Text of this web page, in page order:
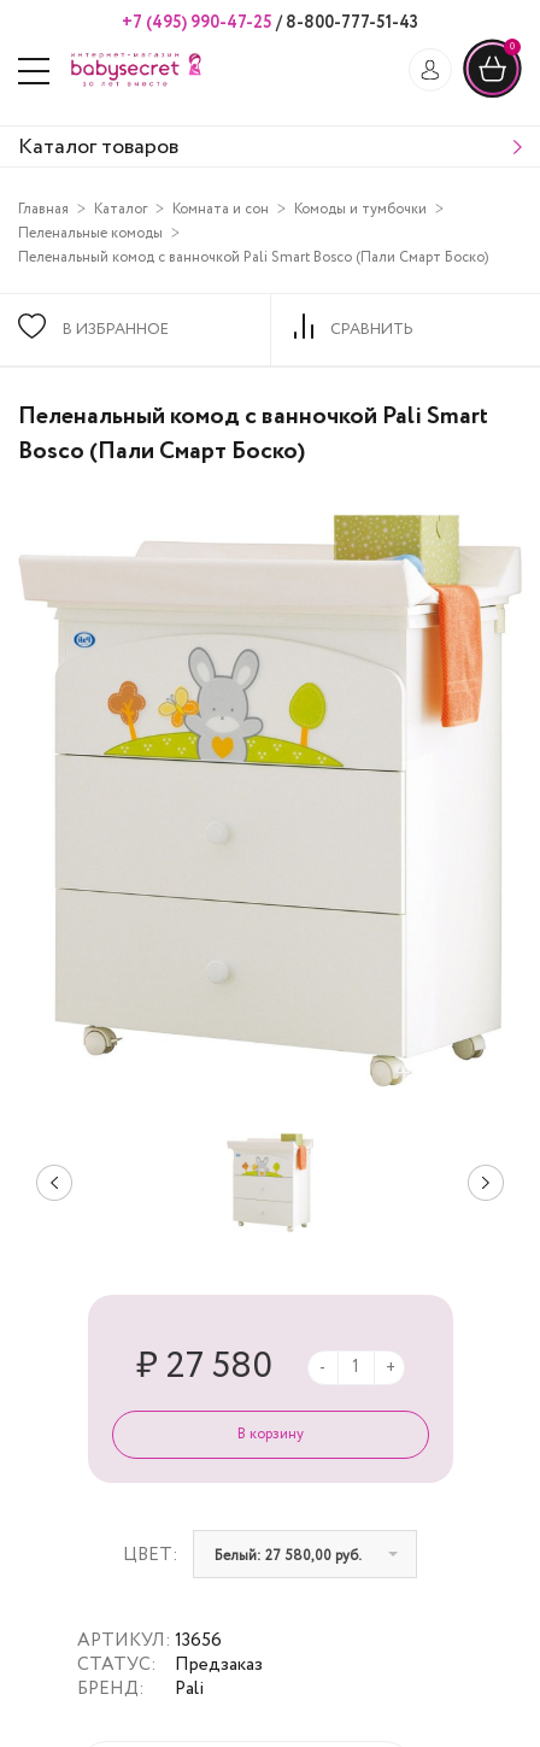
+7 (495) 990-47-25 /8-800-777-51-43
0
Каталог товаров
Главная Каталог Комната и сон
Комоды и тумбочки
Пеленальные комоды
Пеленальный комод с ванночкой Pali Smart Bosco (Пали Смарт Боско)
В ИЗБРАННОЕ СРАВНИТЬ
Пеленальный комод с ванночкой Pali Smart
Bosco (Пали Смарт Боско)
АРТИКУЛ:
СТАТУС:
БРЕНД:
13656
Предзаказ
Pali
ЦВЕТ: Белый: 27 580,00 руб.
₽ 27 580 - +